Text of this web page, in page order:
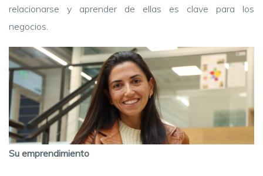
relacionarse y aprender de ellas es clave para los
negocios.
Su emprendimiento